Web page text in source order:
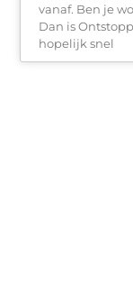
vanaf. Ben je
Dan is
hopelijk snel